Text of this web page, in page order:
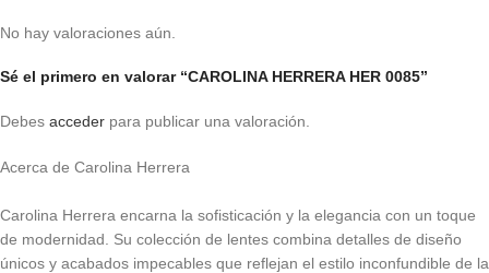
No hay valoraciones aún.
Sé el primero en valorar “CAROLINA HERRERA HER 0085”
Debes acceder para publicar una valoración.
Acerca de Carolina Herrera
Carolina Herrera encarna la sofisticación y la elegancia con un toque
de modernidad. Su colección de lentes combina detalles de diseño
únicos y acabados impecables que reflejan el estilo inconfundible de la